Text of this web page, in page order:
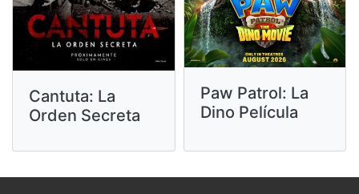
Cantuta: La
Orden Secreta
Paw Patrol: La
Dino Película